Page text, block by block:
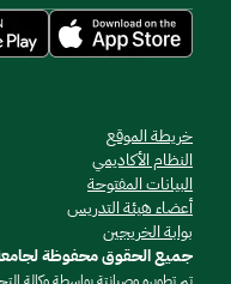
خريطة الموقع
النظام الأكاديمي
البيانات المفتوحة
أعضاء هيئة التدريس
بوابة الخريجين
جميع الحقوق محفوظة لجامعة